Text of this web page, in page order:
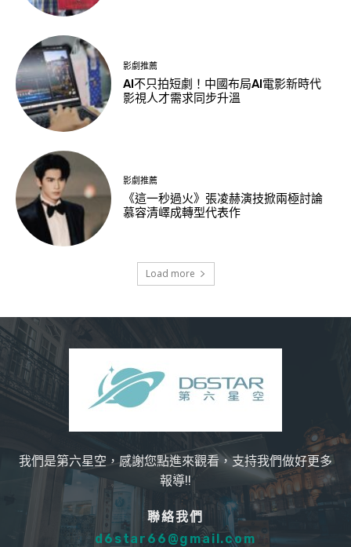
影劇推薦
AI不只拍短劇！中國布局AI電影新時代
影視人才需求同步升溫
影劇推薦
《這一秒過火》張凌赫演技掀兩極討論
慕容清嶧成轉型代表作
Load more
我們是第六星空，感謝您點進來觀看，支持我們做好更多
報導!!
聯絡我們
d6star66@gmail.com